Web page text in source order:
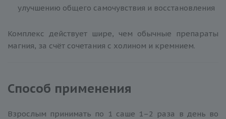
улучшению общего самочувствия и восстановления
Комплекс действует шире, чем обычные препараты
магния, за счёт сочетания с холином и кремнием.
Способ применения
Взрослым принимать по 1 саше 1–2 раза в день во